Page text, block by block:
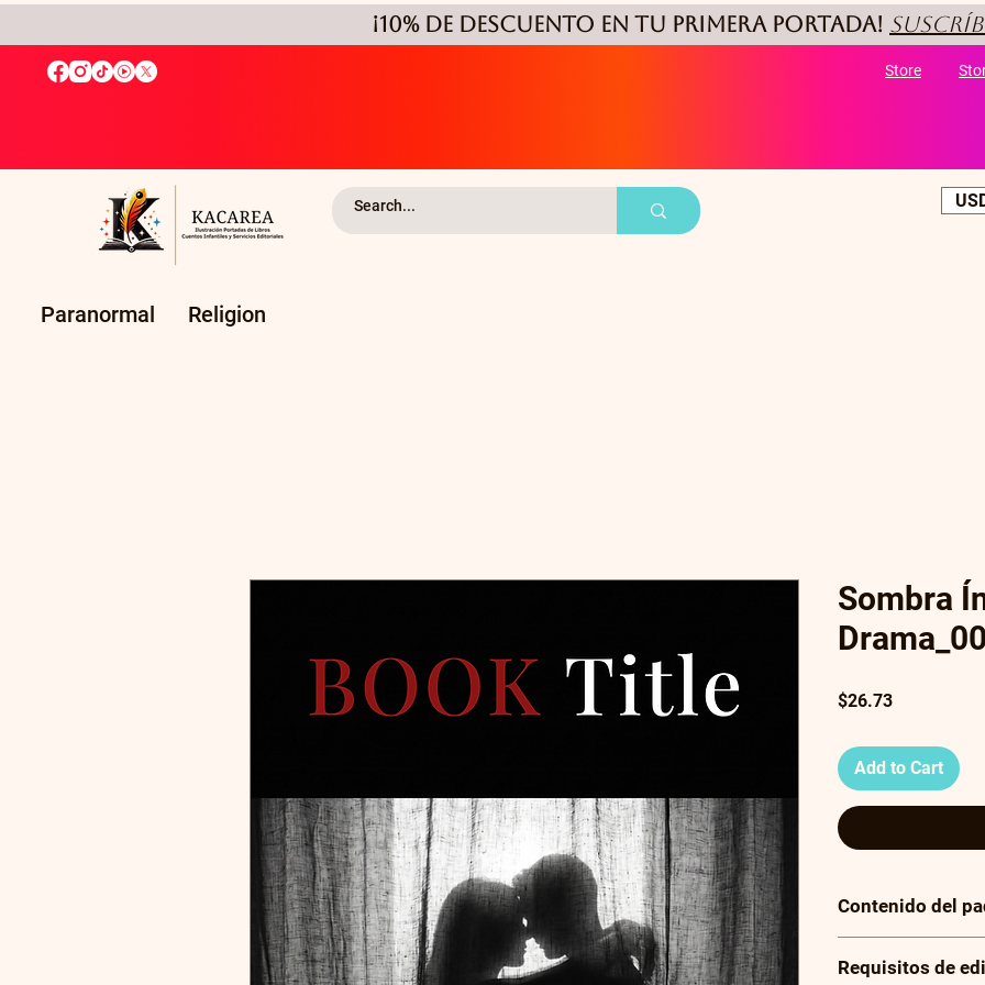
¡10% de DESCUENTO en tu primera portada!
Store
Paranormal Religion
Sombra
$26.73Price
Add to Cart
Contenido del
contiene 3
Requisitos de